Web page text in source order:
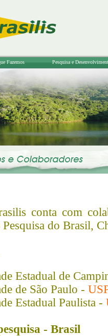
Fazemos Pesquisa e
conta com
Pesquisa do Brasil,
Estadual de
de São Paulo -
Estadual Paulista -
- Brasil